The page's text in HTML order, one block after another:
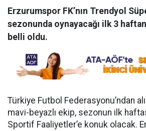
Erzurumspor FK’nın Trendyol
sezonunda oynayacağı ilk 3
belli oldu.
Türkiye Futbol Federasyonu’ndan
mavi-beyazlı ekip, sezonun ilk
Sportif Faaliyetler’e konuk olacak.